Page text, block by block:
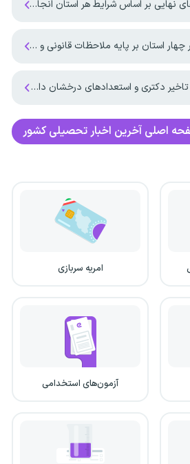
بر اساس شرایط هر استان انجام می‌شود
بر پایه ملاحظات قانونی و کارشناسی انجام شد
و استعدادهای درخشان دانشگاه آزاد اعلام شد
اصلی آخرین اخبار تحصیلی کشور
امریه سربازی
آزمون‌های استخدامی